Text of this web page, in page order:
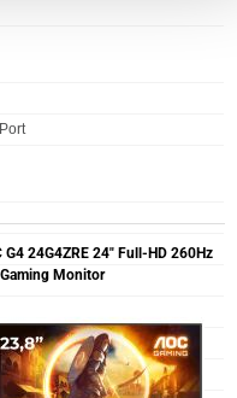
G4 24G4ZRE 24" Full-HD 260Hz
Monitor